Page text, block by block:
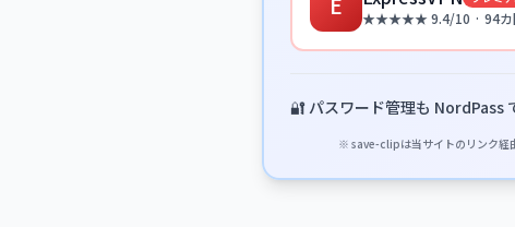
★★★★★ 9.4/10 · 94カ
🔐 パスワード管理も NordPass
※ save-clipは当サイトのリンク経